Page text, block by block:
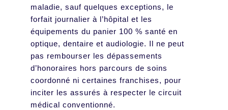
maladie, sauf quelques exceptions, le
forfait journalier à l’hôpital et les
équipements du panier 100 % santé en
optique, dentaire et audiologie. Il ne peut
pas rembourser les dépassements
d’honoraires hors parcours de soins
coordonné ni certaines franchises, pour
inciter les assurés à respecter le circuit
médical conventionné.